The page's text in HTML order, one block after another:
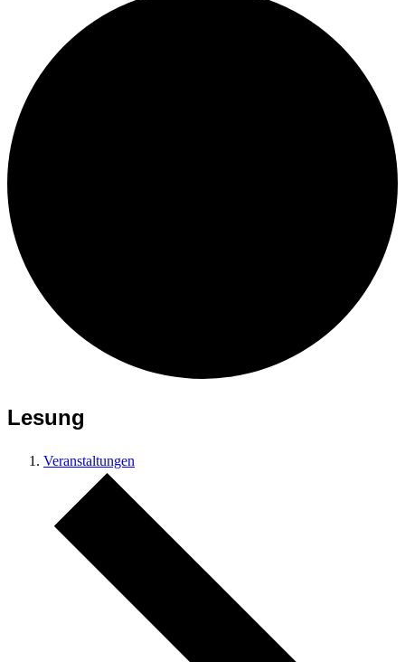
Lesung
Veranstaltungen